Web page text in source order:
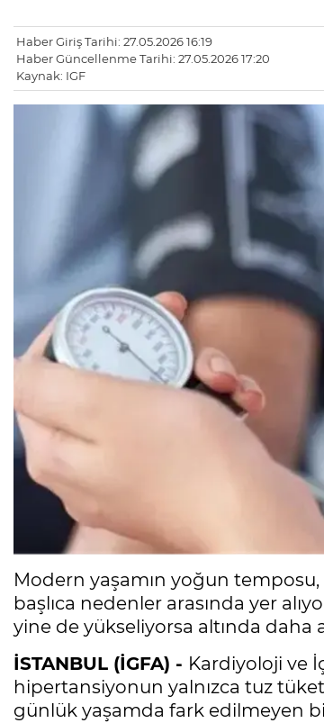
Haber Giriş Tarihi: 27.05.2026 16:19
Haber Güncellenme Tarihi: 27.05.2026 17:20
Kaynak: IGF
Modern yaşamın yoğun
başlıca nedenler arasında yer
yine de yükseliyorsa altında daha
İSTANBUL (İGFA) - Kardiyoloji ve
hipertansiyonun yalnızca tuz
günlük yaşamda fark edilmeyen